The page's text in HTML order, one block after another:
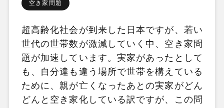
空き家問題
超高齢化社会が到来した日本ですが、若い
世代の世帯数が激減していく中、空き家問
題が加速しています。実家があったとして
も、自分達も違う場所で世帯を構えている
ために、親が亡くなったあとの実家がどん
どんと空き家化している訳ですが、この問